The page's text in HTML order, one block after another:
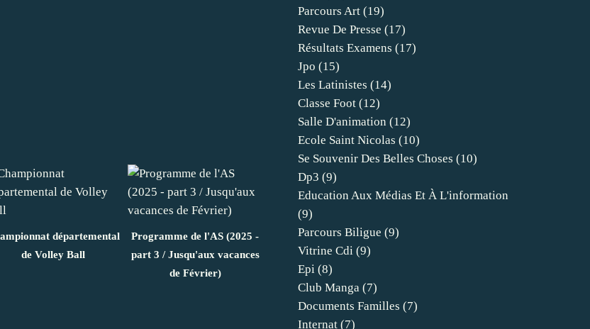
départemental
de Volley Ball
Programme de l'AS (2025 -
part 3 / Jusqu'aux vacances
de Février)
Parcours Art (19)
Revue De Presse (17)
Résultats Examens (17)
Jpo (15)
Les Latinistes (14)
Classe Foot (12)
Salle D'animation (12)
Ecole Saint Nicolas (10)
Se Souvenir Des Belles Choses (10)
Dp3 (9)
Education Aux Médias Et À L'information
(9)
Parcours Biligue (9)
Vitrine Cdi (9)
Epi (8)
Club Manga (7)
Documents Familles (7)
Internat (7)